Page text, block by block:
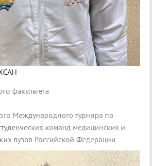
факультета
Международного турнира по
команд медицинских и
вузов Российской Федерации